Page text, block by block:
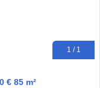
1 / 1
€ 85 m²